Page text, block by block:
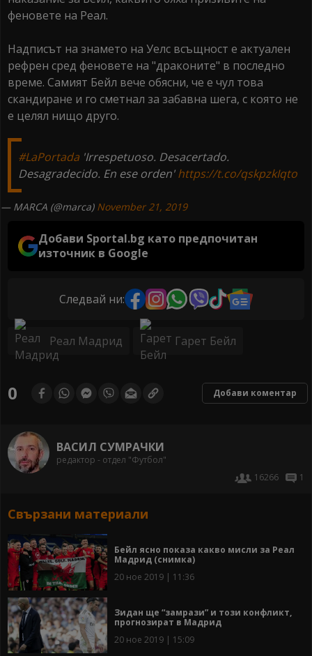
феновете на Реал.
Надписът на знамето на Уелс всъщност е актуален
рефрен сред феновете на "драконите" в последно
време. Самият Бейл вече обясни, че е чул това
скандиране и го сметнал за забавна шега, с която не
е целял нищо друго.
#LaPortada 'Irrespetuoso. Desacertado.
Desagradecido. En ese orden'https://t.co/qskpzkIqto
— MARCA (@marca) November 21, 2019
Добави Sportal.bg като предпочитан
източник в Google
Следвай ни:
Реал Мадрид Гарет Бейл
0 Добави коментар
ВАСИЛ СУМРАЧКИ
редактор - отдел "Футбол"
16266
1
Свързани материали
Бейл ясно показа какво мисли за Реал
Мадрид (снимка)
20 ное 2019 | 11:36
Зидан ще “замрази” и този конфликт,
прогнозират в Мадрид
20 ное 2019 | 15:09